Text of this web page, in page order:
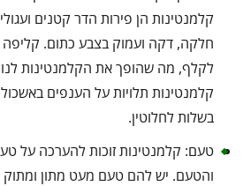
קלמנטינות הן פירות הדר קטנים
חלקה, דקה ועמוק בצבע כתום.
לקלף, מה שהופך את הקלמנטינות
קלמנטינות תלויות על הענפים
בשלות לחלוטין.
טעם: קלמנטינות זוכות להערכה על
והטעם. יש להם טעם מעט מתון ומתוק